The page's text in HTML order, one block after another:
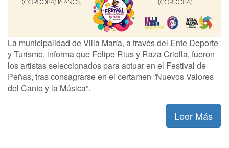
La municipalidad de Villa María, a través del Ente Deporte
y Turismo, informa que Felipe Rius y Raza Criolla, fueron
los artistas seleccionados para actuar en el Festival de
Peñas, tras consagrarse en el certamen “Nuevos Valores
del Canto y la Música”.
Leer Más